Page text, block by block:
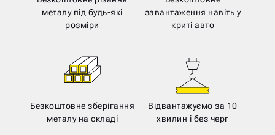
металу під будь-які
розміри
завантаження навіть у
криті авто
Безкоштовне зберігання
металу на складі
Відвантажуємо за 10
хвилин і без черг